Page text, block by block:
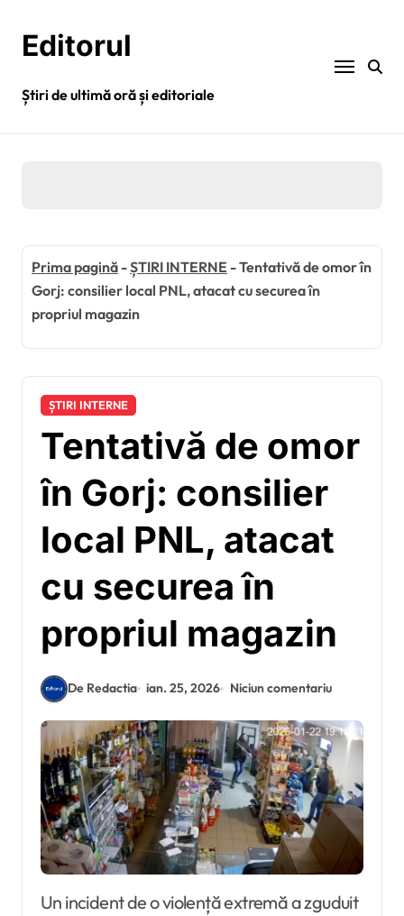
conținutEditorul
Știri de ultimă oră și editoriale
Prima pagină -ȘTIRI INTERNE -Tentativă de omor în
Gorj: consilier local PNL, atacat cu securea în
propriul magazin
ȘTIRI INTERNE
Tentativă de omor
în Gorj: consilier
local PNL, atacat
cu securea în
propriul magazin
De Redactia ian. 25, 2026 Niciun comentariu
Un incident de o violență extremă a zguduit